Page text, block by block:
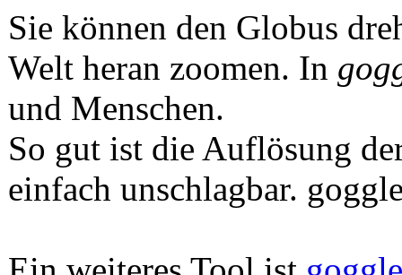
Sie können den Globus
Welt heran zoomen. In
und Menschen.
So gut ist die Auflösung
einfach unschlagbar.